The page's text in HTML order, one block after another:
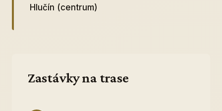
Hlučín (centrum)
Zastávky na trase